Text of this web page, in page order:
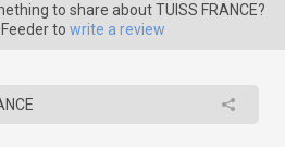
to share about TUISS FRANCE?
to write a review